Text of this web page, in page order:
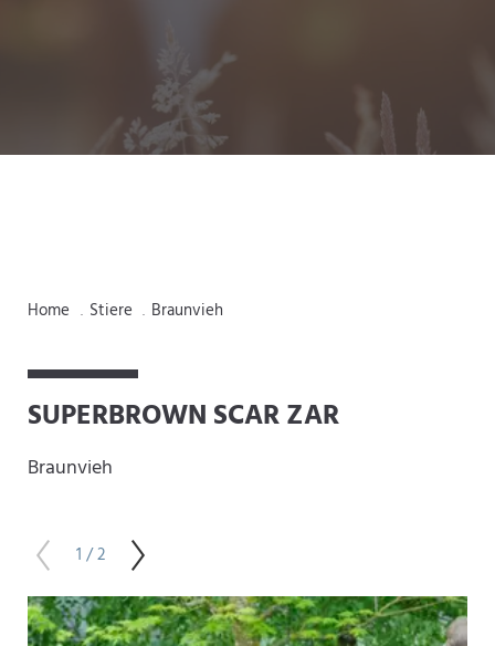
Home . Stiere . Braunvieh
SUPERBROWN SCAR ZAR
Braunvieh
1 / 2